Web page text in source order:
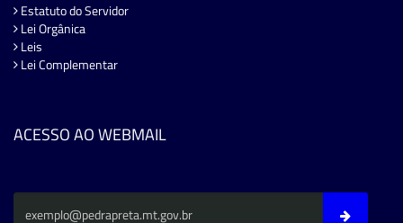
Estatuto do Servidor
Lei Orgânica
Leis
Lei Complementar
ACESSO AO WEBMAIL